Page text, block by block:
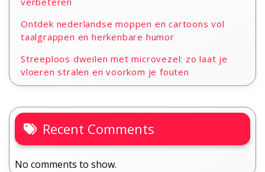
Ontdek nederlandse moppen en cartoons vol
taalgrappen en herkenbare humor
Streeploos dweilen met microvezel: zo laat je
vloeren stralen en voorkom je fouten
Recent Comments
No comments to show.